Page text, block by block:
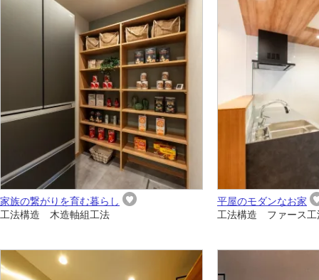
家族の繋がりを育む暮らし
工法構造 木造軸組工法
平屋のモダンなお家
工法構造 ファース工